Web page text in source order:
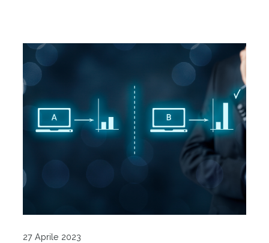
27 Aprile 2023